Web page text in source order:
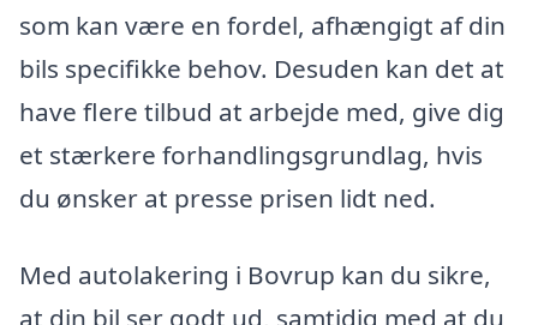
som kan være en fordel, afhængigt af din
bils specifikke behov. Desuden kan det at
have flere tilbud at arbejde med, give dig
et stærkere forhandlingsgrundlag, hvis
du ønsker at presse prisen lidt ned.
Med autolakering i Bovrup kan du sikre,
at din bil ser godt ud, samtidig med at du